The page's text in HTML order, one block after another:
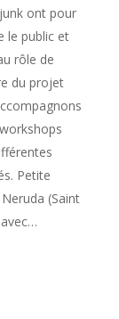
ont pour
le public et
rôle de
du projet
Petite
(Saint